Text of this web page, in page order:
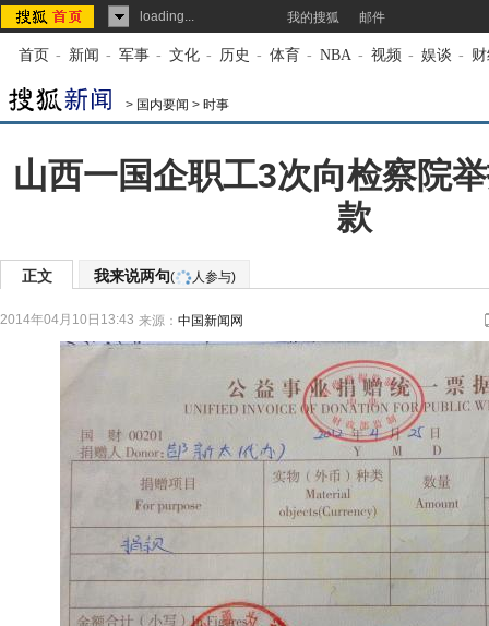
loading... 我的搜狐 邮件
首页 - 新闻 - 军事 - 文化 - 历史 - 体育 - NBA - 视频 - 娱谈 -
> 国内要闻 > 时事
山西一国企职工3次向检察院
款
正文 我来说两句( 人参与)
2014年04月10日13:43 来源： 中国新闻网